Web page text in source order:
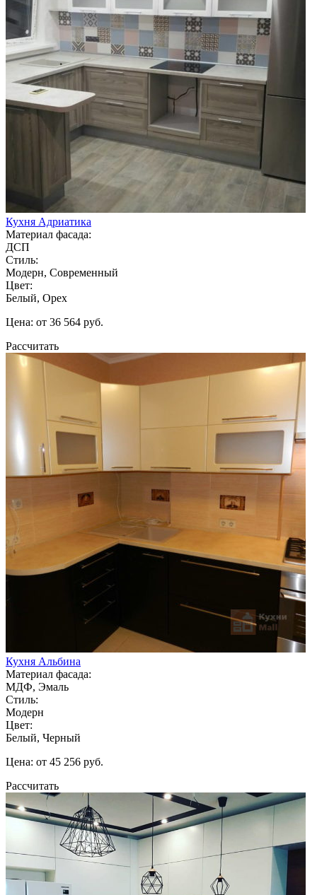
Кухня Адриатика
Материал фасада:
ДСП
Стиль:
Модерн, Современный
Цвет:
Белый, Орех
Цена: от 36 564 руб.
Рассчитать
Кухня Альбина
Материал фасада:
МДФ, Эмаль
Стиль:
Модерн
Цвет:
Белый, Черный
Цена: от 45 256 руб.
Рассчитать